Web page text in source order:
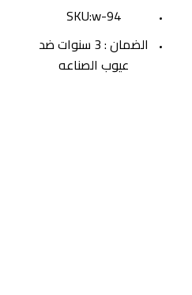
SKU:w-94
الضمان : 3 سنوات ضد
عيوب الصناعه